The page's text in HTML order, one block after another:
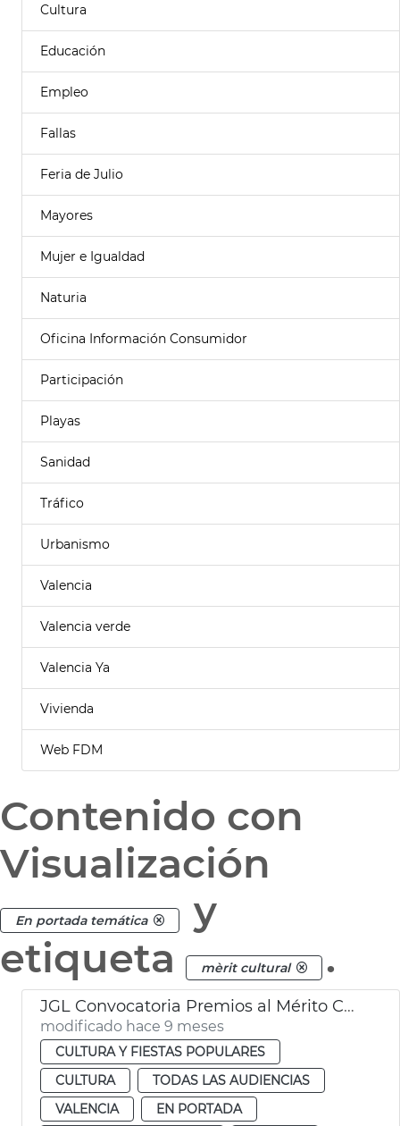
Cultura
Educación
Empleo
Fallas
Feria de Julio
Mayores
Mujer e Igualdad
Naturia
Oficina Información Consumidor
Participación
Playas
Sanidad
Tráfico
Urbanismo
Valencia
Valencia verde
Valencia Ya
Vivienda
Web FDM
Contenido con
Visualización
En portada temática
y
etiqueta
mèrit cultural .
JGL Convocatoria Premios al Mérito Cultural "Ciutat de València"
modificado hace 9 meses
CULTURA Y FIESTAS POPULARES
CULTURA
TODAS LAS AUDIENCIAS
VALENCIA
EN PORTADA